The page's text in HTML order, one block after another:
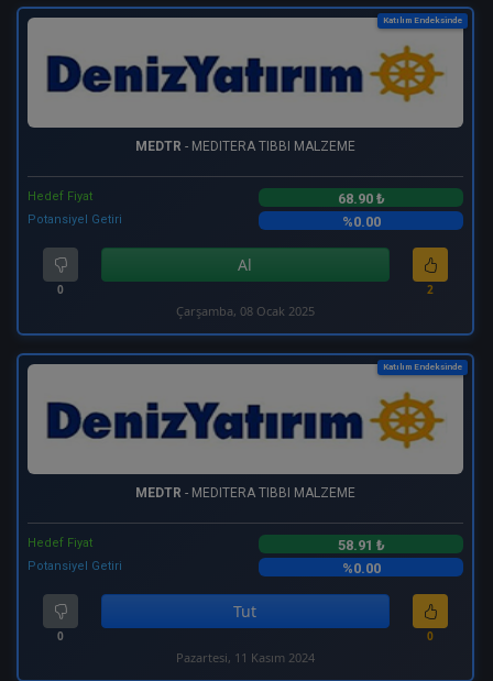
Katılım Endeksinde
MEDTR - MEDITERA TIBBI MALZEME
Hedef Fiyat 68.90 ₺
Potansiyel Getiri %0.00
0
Al
2
Çarşamba, 08 Ocak 2025
Katılım Endeksinde
MEDTR - MEDITERA TIBBI MALZEME
Hedef Fiyat 58.91 ₺
Potansiyel Getiri %0.00
0
Tut
0
Pazartesi, 11 Kasım 2024